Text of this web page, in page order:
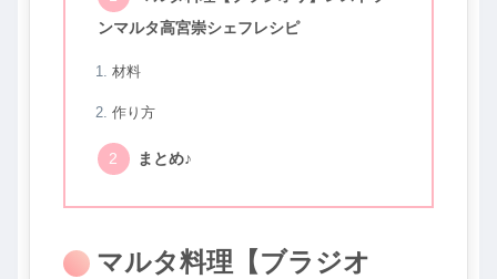
ンマルタ高宮崇シェフレシピ
材料
作り方
まとめ♪
マルタ料理【ブラジオ